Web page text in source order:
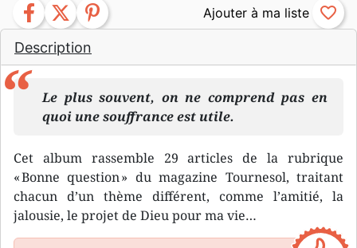
Description
Le plus souvent, on ne comprend pas en
quoi une souffrance est utile.
Cet album rassemble 29 articles de la rubrique
« Bonne question » du magazine Tournesol, traitant
chacun d’un thème différent, comme l’amitié, la
jalousie, le projet de Dieu pour ma vie…
facebook twitter pinterest favorite_border